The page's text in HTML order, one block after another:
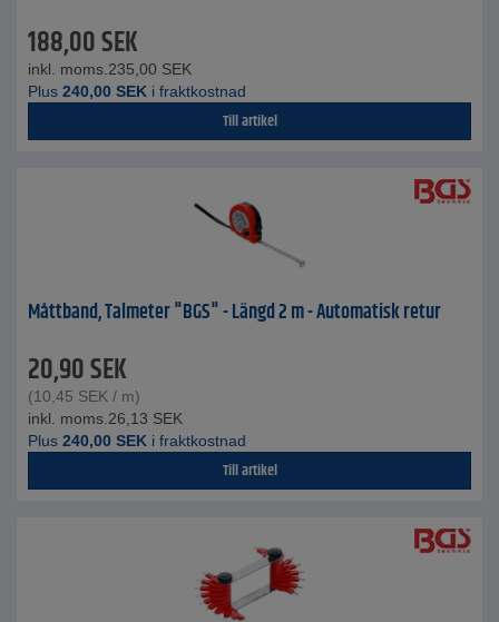
188,00SEK
inkl. moms. 235,00 SEK
Plus 240,00 SEK i fraktkostnad
Till artikel
Måttband, Talmeter "BGS" - Längd 2 m - Automatisk retur
20,90SEK
(10,45 SEK / m)
inkl. moms. 26,13 SEK
Plus 240,00 SEK i fraktkostnad
Till artikel